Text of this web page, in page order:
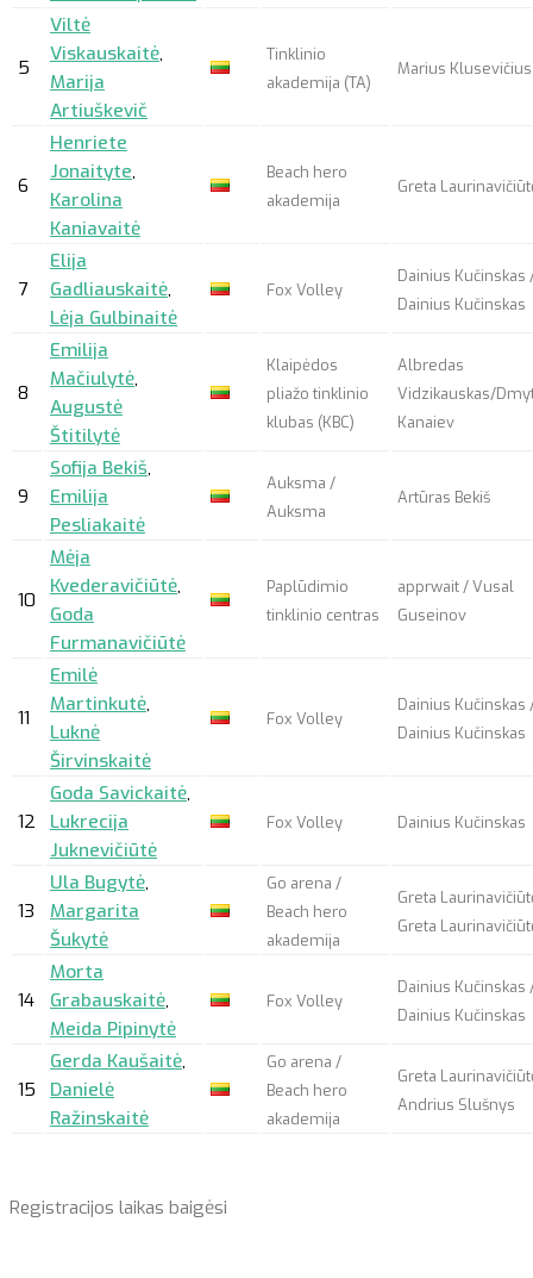
5
Viltė
Viskauskaitė,
Marija
Artiuškevič
Tinklinio
akademija (TA)
Marius Klusevičius
6
Henriete
Jonaityte,
Karolina
Kaniavaitė
Beach hero
akademija
Greta
7
Elija
Gadliauskaitė,
Lėja Gulbinaitė
Fox Volley
Dainius Kučinskas
Dainius Kučinskas
8
Emilija
Mačiulytė,
Augustė
Štitilytė
Klaipėdos
pliažo tinklinio
klubas (KBC)
Albredas
Vidzikauskas/
Kanaiev
9
Sofija Bekiš,
Emilija
Pesliakaitė
Auksma /
Auksma
Artūras Bekiš
10
Mėja
Kvederavičiūtė,
Goda
Furmanavičiūtė
Paplūdimio
tinklinio centras
apprwait/ Vusal
Guseinov
11
Emilė
Martinkutė,
Luknė
Širvinskaitė
Fox Volley
Dainius Kučinskas
Dainius Kučinskas
12
Goda Savickaitė,
Lukrecija
Juknevičiūtė
Fox Volley Dainius Kučinskas
13
Ula Bugytė,
Margarita
Šukytė
Go arena /
Beach hero
akademija
Greta
Greta
14
Morta
Grabauskaitė,
Meida Pipinytė
Fox Volley
Dainius Kučinskas
Dainius Kučinskas
15
Gerda Kaušaitė,
Danielė
Ražinskaitė
Go arena /
Beach hero
akademija
Greta
Andrius Slušnys
Registracijos laikas baigėsi